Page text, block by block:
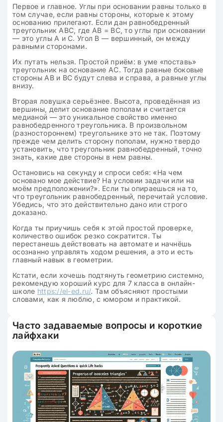
Первое и главное. Углы при основании равны только в
том случае, если равны стороны, которые к этому
основанию прилегают. Если дан равнобедренный
треугольник ABC, где AB = BC, то углы при основании
— это углы A и C. Угол B — вершинный, он между
равными сторонами.
Их путать нельзя. Простой приём: в уме «поставь»
треугольник на основание AC. Тогда равные боковые
стороны AB и BC будут слева и справа, а равные углы
внизу.
Вторая ловушка серьёзнее. Высота, проведённая из
вершины, делит основание пополам и считается
медианой — это уникальное свойство именно
равнобедренного треугольника. В произвольном
(разностороннем) треугольнике это не так. Поэтому
прежде чем делить сторону пополам, нужно твердо
установить, что треугольник равнобедренный, точно
знать, какие две стороны в нем равны.
Остановись на секунду и спроси себя: «На чем
основано мое действие? На условии задачи или на
моём предположении?». Если ты опираешься на то,
что треугольник равнобедренный, перечитай условие.
Убедись, что это действительно дано или строго
доказано.
Когда ты приучишь себя к этой простой проверке,
количество ошибок резко сократится. Ты
перестанешь действовать на автомате и начнёшь
осознанно управлять ходом решения, а это и есть
главный навык в геометрии.
Кстати, если хочешь подтянуть геометрию системно,
рекомендую хороший курс для 7 класса в онлайн-
школе https://el-ed.ru/. Там объясняют простыми
словами, как я люблю, с юмором и практикой.
Часто задаваемые вопросы и короткие
лайфхаки